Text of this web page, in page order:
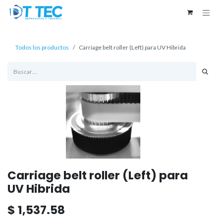
Ir al contenido
Todos los productos Carriage belt roller (Left) para UV Hibrida
Carriage belt roller (Left) para
UV Hibrida
$ 1,537.58